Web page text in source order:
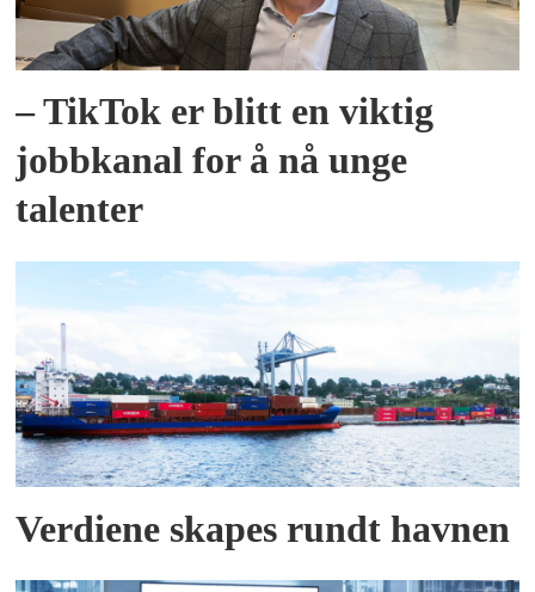
– TikTok er blitt en viktig
jobbkanal for å nå unge
talenter
Verdiene skapes rundt havnen